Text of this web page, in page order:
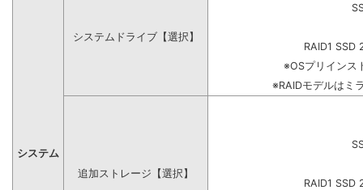
システム
システムドライブ【選択】
RAID1 SSD
※OSプリインス
※RAIDモデルはミ
追加ストレージ【選択】
RAID1 SSD